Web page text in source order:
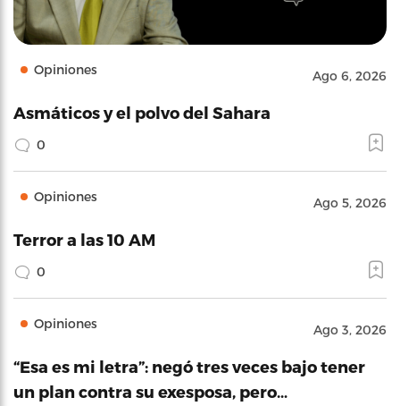
Opiniones Ago 6, 2026
Asmáticos y el polvo del Sahara
0
Opiniones Ago 5, 2026
Terror a las 10 AM
0
Opiniones Ago 3, 2026
“Esa es mi letra”: negó tres veces bajo tener
un plan contra su exesposa, pero…